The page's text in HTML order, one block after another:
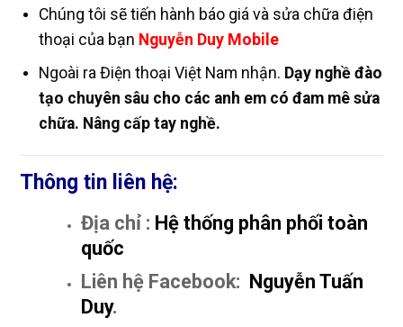
Chúng tôi sẽ tiến hành báo giá và sửa chữa điện
thoại của bạn Nguyễn Duy Mobile
Ngoài ra Điện thoại Việt Nam nhận. Dạy nghề đào
tạo chuyên sâu cho các anh em có đam mê sửa
chữa. Nâng cấp tay nghề.
Thông tin liên hệ:
Địa chỉ : Hệ thống phân phối toàn
quốc
Liên hệ Facebook: Nguyễn Tuấn
Duy.